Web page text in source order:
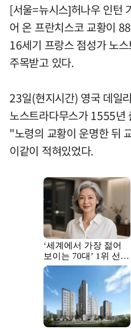
[서울=뉴시스]허나우 인턴
어 온 프란치스코 교황이
16세기 프랑스 점성가 노
주목받고 있다.
23일(현지시간) 영국 데일
노스트라다무스가 1555년
"노령의 교황이 운명한 뒤
이같이 적혀있었다.